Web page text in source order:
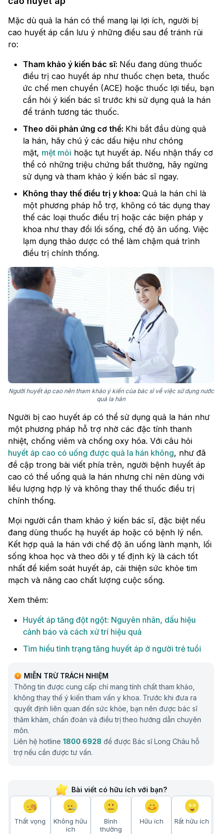
Mặc dù quả la hán có thể mang lại lợi ích, người bị
cao huyết áp cần lưu ý những điều sau để tránh rủi
ro:
Tham khảo ý kiến bác sĩ: Nếu đang dùng thuốc
điều trị cao huyết áp như thuốc chẹn beta, thuốc
ức chế men chuyển (ACE) hoặc thuốc lợi tiểu, bạn
cần hỏi ý kiến bác sĩ trước khi sử dụng quả la hán
để tránh tương tác thuốc.
Theo dõi phản ứng cơ thể: Khi bắt đầu dùng quả
la hán, hãy chú ý các dấu hiệu như chóng
mặt, mệt mỏi hoặc tụt huyết áp. Nếu nhận thấy cơ
thể có những triệu chứng bất thường, hãy ngừng
sử dụng và tham khảo ý kiến bác sĩ ngay.
Không thay thế điều trị y khoa: Quả la hán chỉ là
một phương pháp hỗ trợ, không có tác dụng thay
thế các loại thuốc điều trị hoặc các biện pháp y
khoa như thay đổi lối sống, chế độ ăn uống. Việc
lạm dụng thảo dược có thể làm chậm quá trình
điều trị chính thống.
Người huyết áp cao nên tham khảo ý kiến của bác sĩ về việc sử dụng nước
quả la hán
Người bị cao huyết áp có thể sử dụng quả la hán như
một phương pháp hỗ trợ nhờ các đặc tính thanh
nhiệt, chống viêm và chống oxy hóa. Với câu hỏi
huyết áp cao có uống được quả la hán không, như đã
đề cập trong bài viết phía trên, người bệnh huyết áp
cao có thể uống quả la hán nhưng chỉ nên dùng với
liều lượng hợp lý và không thay thế thuốc điều trị
chính thống.
Mọi người cần tham khảo ý kiến bác sĩ, đặc biệt nếu
đang dùng thuốc hạ huyết áp hoặc có bệnh lý nền.
Kết hợp quả la hán với chế độ ăn uống lành mạnh, lối
sống khoa học và theo dõi y tế định kỳ là cách tốt
nhất để kiểm soát huyết áp, cải thiện sức khỏe tim
mạch và nâng cao chất lượng cuộc sống.
Xem thêm:
Huyết áp tăng đột ngột: Nguyên nhân, dấu hiệu
cảnh báo và cách xử trí hiệu quả
Tìm hiểu tình trạng tăng huyết áp ở người trẻ tuổi
MIỄN TRỪ TRÁCH NHIỆM
Thông tin được cung cấp chỉ mang tính chất tham khảo,
không thay thế ý kiến tham vấn y khoa. Trước khi đưa ra
quyết định liên quan đến sức khỏe, bạn nên được bác sĩ
thăm khám, chẩn đoán và điều trị theo hướng dẫn chuyên
môn.
Liên hệ hotline 1800 6928 để được Bác sĩ Long Châu hỗ
trợ nếu cần được tư vấn.
Bài viết có hữu ích với bạn?
Thất vọng
Không hữu
ích
Bình
thường
Hữu ích Rất hữu ích